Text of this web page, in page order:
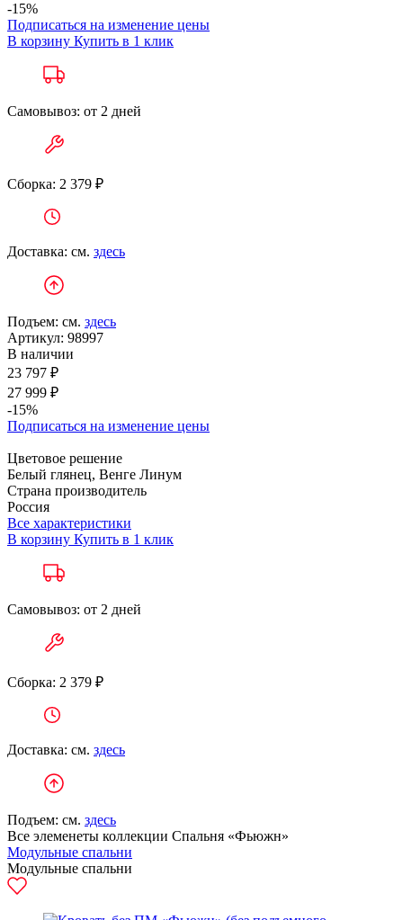
-15%
Подписаться на изменение цены
В корзину Купить в 1 клик
Самовывоз: от 2 дней
Сборка: 2 379 ₽
Доставка: см. здесь
Подъем: см. здесь
Артикул: 98997
В наличии
23 797 ₽
27 999 ₽
-15%
Подписаться на изменение цены
Цветовое решение
Белый глянец, Венге Линум
Страна производитель
Россия
Все характеристики
В корзину Купить в 1 клик
Самовывоз: от 2 дней
Сборка: 2 379 ₽
Доставка: см. здесь
Подъем: см. здесь
Все элеменеты коллекции Спальня «Фьюжн»
Модульные спальни
Модульные спальни